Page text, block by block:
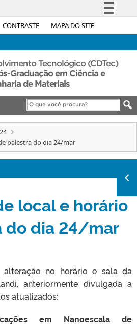
CONTRASTE MAPA DO SITE
Simplifique!
Acesso à informação
Legislação
Canais
Tecnológico (CDTec)
Graduação em Ciência e
de Materiais
24
palestra do dia 24/mar
local e horário
do dia 24/mar
no horário e sala da
anteriormente divulgada a
atualizados:
em Nanoescala de